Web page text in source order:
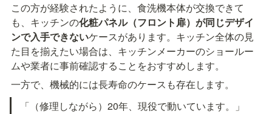
この方が経験されたように、食洗機本体が交換できて
も、キッチンの化粧パネル（フロント扉）が同じデザイ
ンで入手できないケースがあります。キッチン全体の見
た目を揃えたい場合は、キッチンメーカーのショールー
ムや業者に事前確認することをおすすめします。
一方で、機械的には長寿命のケースも存在します。
「（修理しながら）20年、現役で動いています。」